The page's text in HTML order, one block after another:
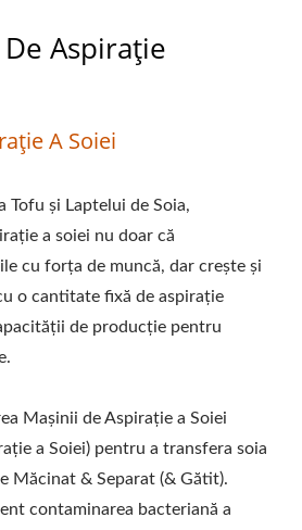
Aspirație
A Soiei
Tofu și Laptelui de Soia,
a soiei nu doar că
cu forța de muncă, dar crește și
o cantitate fixă de aspirație
de producție pentru
Mașinii de Aspirație a Soiei
a Soiei) pentru a transfera soia
Măcinat & Separat (& Gătit).
contaminarea bacteriană a